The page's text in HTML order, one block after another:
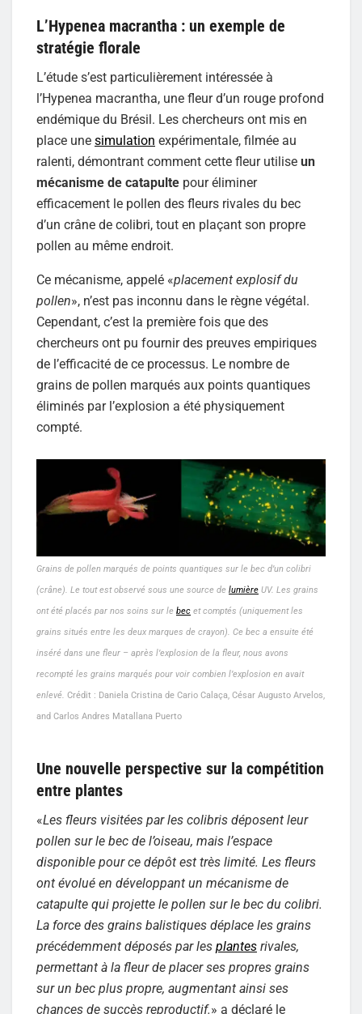
L’Hypenea macrantha : un exemple de
stratégie florale
L’étude s’est particulièrement intéressée à
l’Hypenea macrantha, une fleur d’un rouge profond
endémique du Brésil. Les chercheurs ont mis en
place une simulation expérimentale, filmée au
ralenti, démontrant comment cette fleur utilise un
mécanisme de catapulte pour éliminer
efficacement le pollen des fleurs rivales du bec
d’un crâne de colibri, tout en plaçant son propre
pollen au même endroit.
Ce mécanisme, appelé «placement explosif du
pollen», n’est pas inconnu dans le règne végétal.
Cependant, c’est la première fois que des
chercheurs ont pu fournir des preuves empiriques
de l’efficacité de ce processus. Le nombre de
grains de pollen marqués aux points quantiques
éliminés par l’explosion a été physiquement
compté.
Grains de pollen marqués de points quantiques sur le bec d’un colibri
(crâne). Le tout est observé sous une source de lumière UV. Les grains
ont été placés par nos soins sur le bec et comptés (uniquement les
grains situés entre les deux marques de crayon). Ce bec a ensuite été
inséré dans une fleur – après l’explosion de la fleur, nous avons
recompté les grains marqués pour voir combien l’explosion en avait
enlevé. Crédit : Daniela Cristina de Cario Calaça, César Augusto Arvelos,
and Carlos Andres Matallana Puerto
Une nouvelle perspective sur la compétition
entre plantes
«Les fleurs visitées par les colibris déposent leur
pollen sur le bec de l’oiseau, mais l’espace
disponible pour ce dépôt est très limité. Les fleurs
ont évolué en développant un mécanisme de
catapulte qui projette le pollen sur le bec du colibri.
La force des grains balistiques déplace les grains
précédemment déposés par les plantes rivales,
permettant à la fleur de placer ses propres grains
sur un bec plus propre, augmentant ainsi ses
chances de succès reproductif.» a déclaré le